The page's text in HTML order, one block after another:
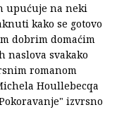
upućuje na neki
kako se gotovo
dobrim domaćim
svakako
romanom
Houllebecqa
izvrsno